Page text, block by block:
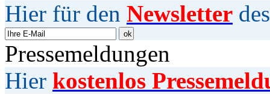
Hier für den Newsletter
Pressemeldungen
Hier kostenlos